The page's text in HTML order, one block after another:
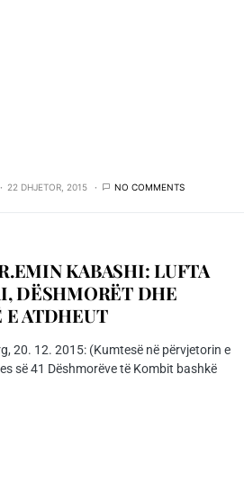
22 DHJETOR, 2015 NO COMMENTS
KABASHI: LUFTA
DËSHMORËT DHE
E ATDHEUT
20. 12. 2015: (Kumtesë në përvjetorin e
së 41 Dëshmorëve të Kombit bashkë